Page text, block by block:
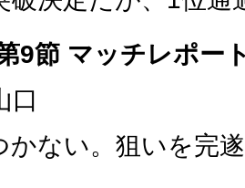
9節 マッチレポー
口
かない。狙いを完